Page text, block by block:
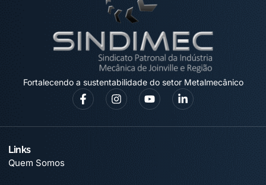
Fortalecendo a sustentabilidade do setor Metalmecânico
Links
Quem Somos